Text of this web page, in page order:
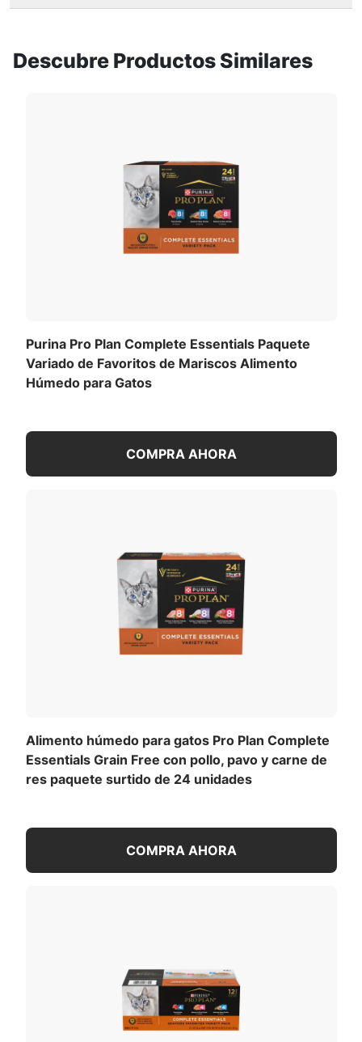
Descubre Productos Similares
Purina Pro Plan Complete Essentials Paquete
Variado de Favoritos de Mariscos Alimento
Húmedo para Gatos
COMPRA AHORA
Alimento húmedo para gatos Pro Plan Complete
Essentials Grain Free con pollo, pavo y carne de
res paquete surtido de 24 unidades
COMPRA AHORA